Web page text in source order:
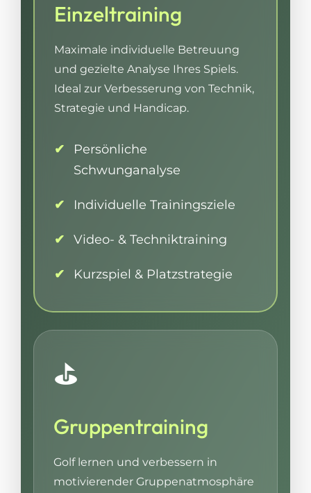
Einzeltraining
Maximale individuelle Betreuung
und gezielte Analyse Ihres Spiels.
Ideal zur Verbesserung von Technik,
Strategie und Handicap.
Persönliche
Schwunganalyse
Individuelle Trainingsziele
Video- & Techniktraining
Kurzspiel & Platzstrategie
⛳
Gruppentraining
Golf lernen und verbessern in
motivierender Gruppenatmosphäre